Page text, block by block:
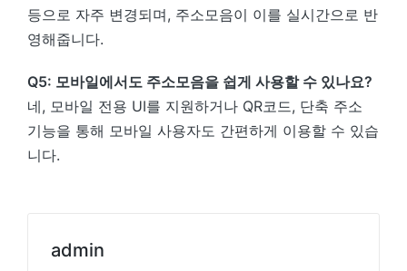
등으로 자주 변경되며, 주소모음이 이를 실시간으로 반
영해줍니다.
Q5: 모바일에서도 주소모음을 쉽게 사용할 수 있나요?
네, 모바일 전용 UI를 지원하거나 QR코드, 단축 주소
기능을 통해 모바일 사용자도 간편하게 이용할 수 있습
니다.
admin